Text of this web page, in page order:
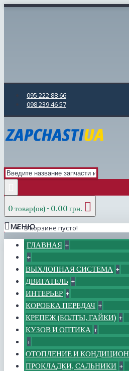
095 222 88 66
098 239 46 57
0 товар(ов) - 0.00 грн.
В корзине пусто!
МЕНЮ
ГЛАВНАЯ +
+
ВЫХЛОПНАЯ СИСТЕМА +
ДВИГАТЕЛЬ +
ИНТЕРЬЕР +
КОРОБКА ПЕРЕДАЧ +
КРЕПЕЖ (БОЛТЫ, ГАЙКИ) +
КУЗОВ И ОПТИКА +
+
ОТОПЛЕНИЕ И
ПРОКЛАДКИ, САЛЬНИКИ +